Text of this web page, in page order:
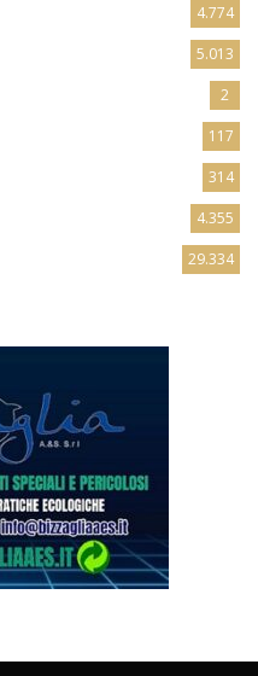
4.774
5.013
2
117
314
4.355
29.334